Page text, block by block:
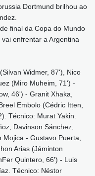
Dortmund brilhou ao
final da Copa do Mundo
enfrentar a Argentina
Widmer, 87'), Nico
(Miro Muheim, 71') -
46') - Granit Xhaka,
Embolo (Cédric Itten,
Técnico: Murat Yakin.
Davinson Sánchez,
- Gustavo Puerta,
Arias (Jáminton
Quintero, 66') - Luis
Técnico: Néstor